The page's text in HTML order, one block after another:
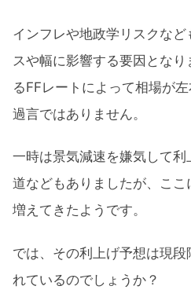
インフレや地政学リスクな
スや幅に影響する要因とな
るFFレートによって相場が
過言ではありません。
一時は景気減速を嫌気して
道などもありましたが、こ
増えてきたようです。
では、その利上げ予想は現段
れているのでしょうか？